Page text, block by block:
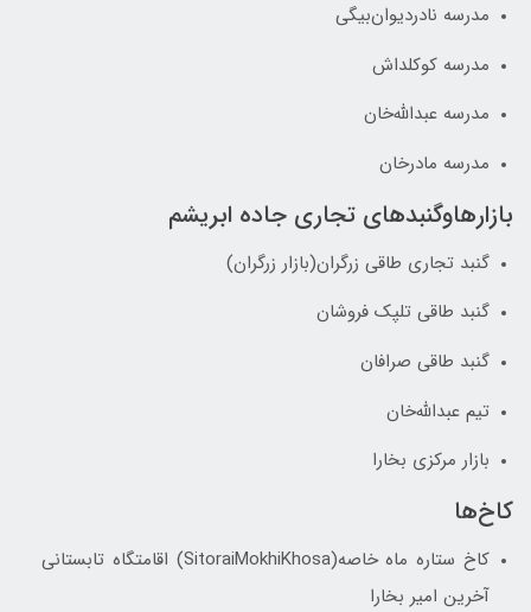
مدرسه نادردیوان‌بیگی
مدرسه کوکلداش
مدرسه عبدالله‌خان
مدرسه مادرخان
بازارهاوگنبدهای تجاری جاده ابریشم
گنبد تجاری طاقی زرگران(بازار زرگران)
گنبد طاقی تلپک ‌فروشان
گنبد طاقی صرافان
تیم عبدالله‌خان
بازار مرکزی بخارا
کاخ‌ها
کاخ ستاره ماه خاصه(SitoraiMokhiKhosa) اقامتگاه تابستانی
آخرین امیر بخارا